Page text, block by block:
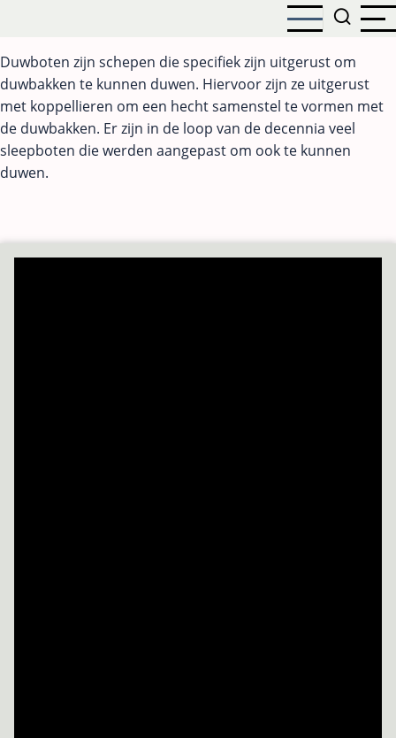
contenu
principal
Duwboten zijn schepen die specifiek zijn uitgerust om
duwbakken te kunnen duwen. Hiervoor zijn ze uitgerust
met koppellieren om een hecht samenstel te vormen met
de duwbakken. Er zijn in de loop van de decennia veel
sleepboten die werden aangepast om ook te kunnen
duwen.